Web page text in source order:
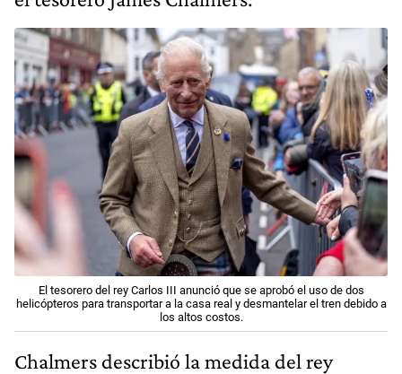
El tesorero del rey Carlos III anunció que se aprobó el uso de dos
helicópteros para transportar a la casa real y desmantelar el tren debido a
los altos costos.
Chalmers describió la medida del rey